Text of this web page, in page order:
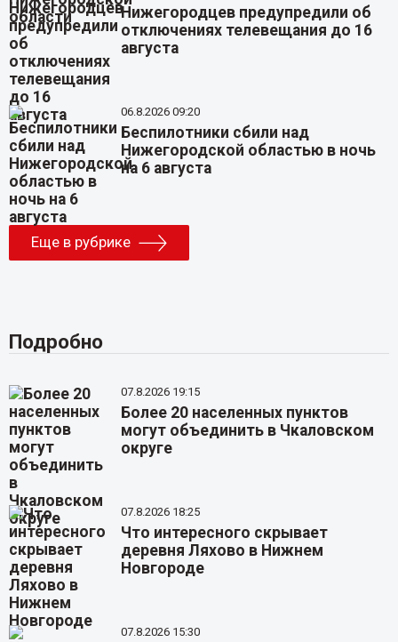
Нижегородцев предупредили об
отключениях телевещания до 16
августа
06.8.2026 09:20
Беспилотники сбили над
Нижегородской областью в ночь
на 6 августа
Еще в рубрике
Подробно
07.8.2026 19:15
Более 20 населенных пунктов
могут объединить в Чкаловском
округе
07.8.2026 18:25
Что интересного скрывает
деревня Ляхово в Нижнем
Новгороде
07.8.2026 15:30